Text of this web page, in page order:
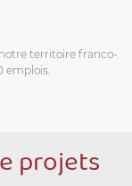
territoire franco-
emplois.
projets